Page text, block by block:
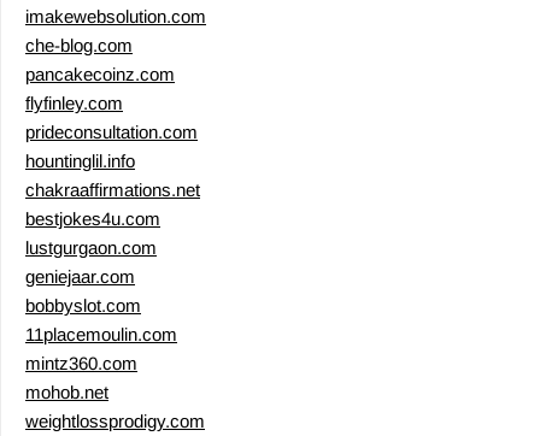
imakewebsolution.com
che-blog.com
pancakecoinz.com
flyfinley.com
prideconsultation.com
hountinglil.info
chakraaffirmations.net
bestjokes4u.com
lustgurgaon.com
geniejaar.com
bobbyslot.com
11placemoulin.com
mintz360.com
mohob.net
weightlossprodigy.com